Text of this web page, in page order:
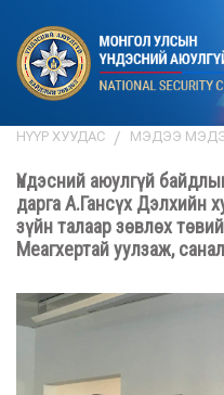
НҮҮР ХУУДАС МЭДЭЭ
Үндэсний аюулгүй
дарга А.Гансүх Дэлхийн
зүйн талаар зөвлөх
Меагхертай уулзаж,